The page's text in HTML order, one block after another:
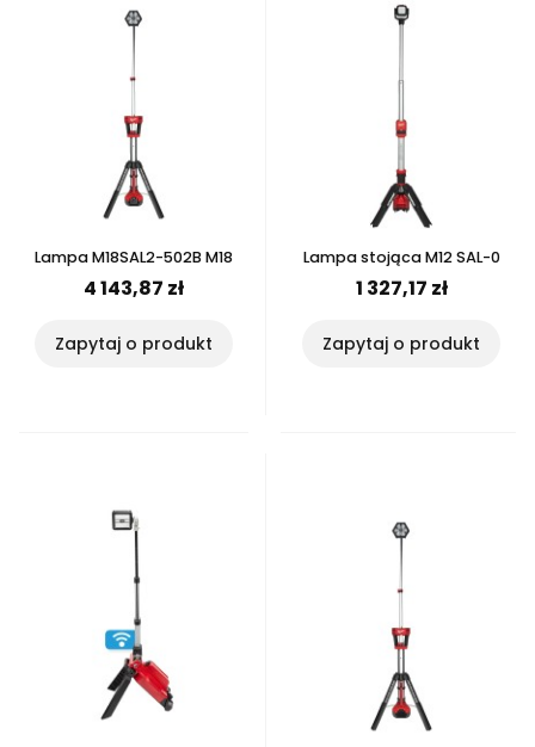
Lampa M18SAL2-502B M18
4 143,87 zł
Zapytaj o produkt
Lampa stojąca M12 SAL-0
1 327,17 zł
Zapytaj o produkt